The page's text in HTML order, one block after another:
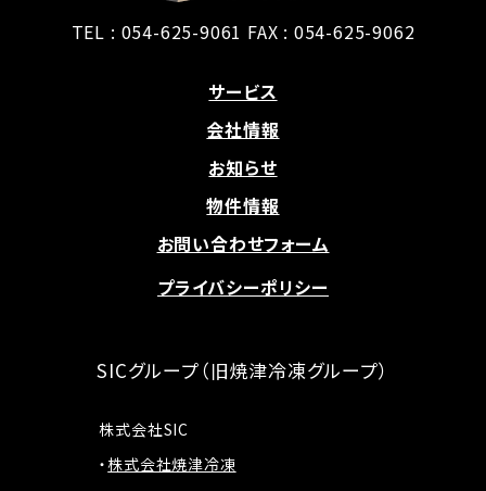
TEL : 054-625-9061 FAX : 054-625-9062
サービス
会社情報
お知らせ
物件情報
お問い合わせフォーム
プライバシーポリシー
SICグループ（旧焼津冷凍グループ）
株式会社SIC
株式会社焼津冷凍